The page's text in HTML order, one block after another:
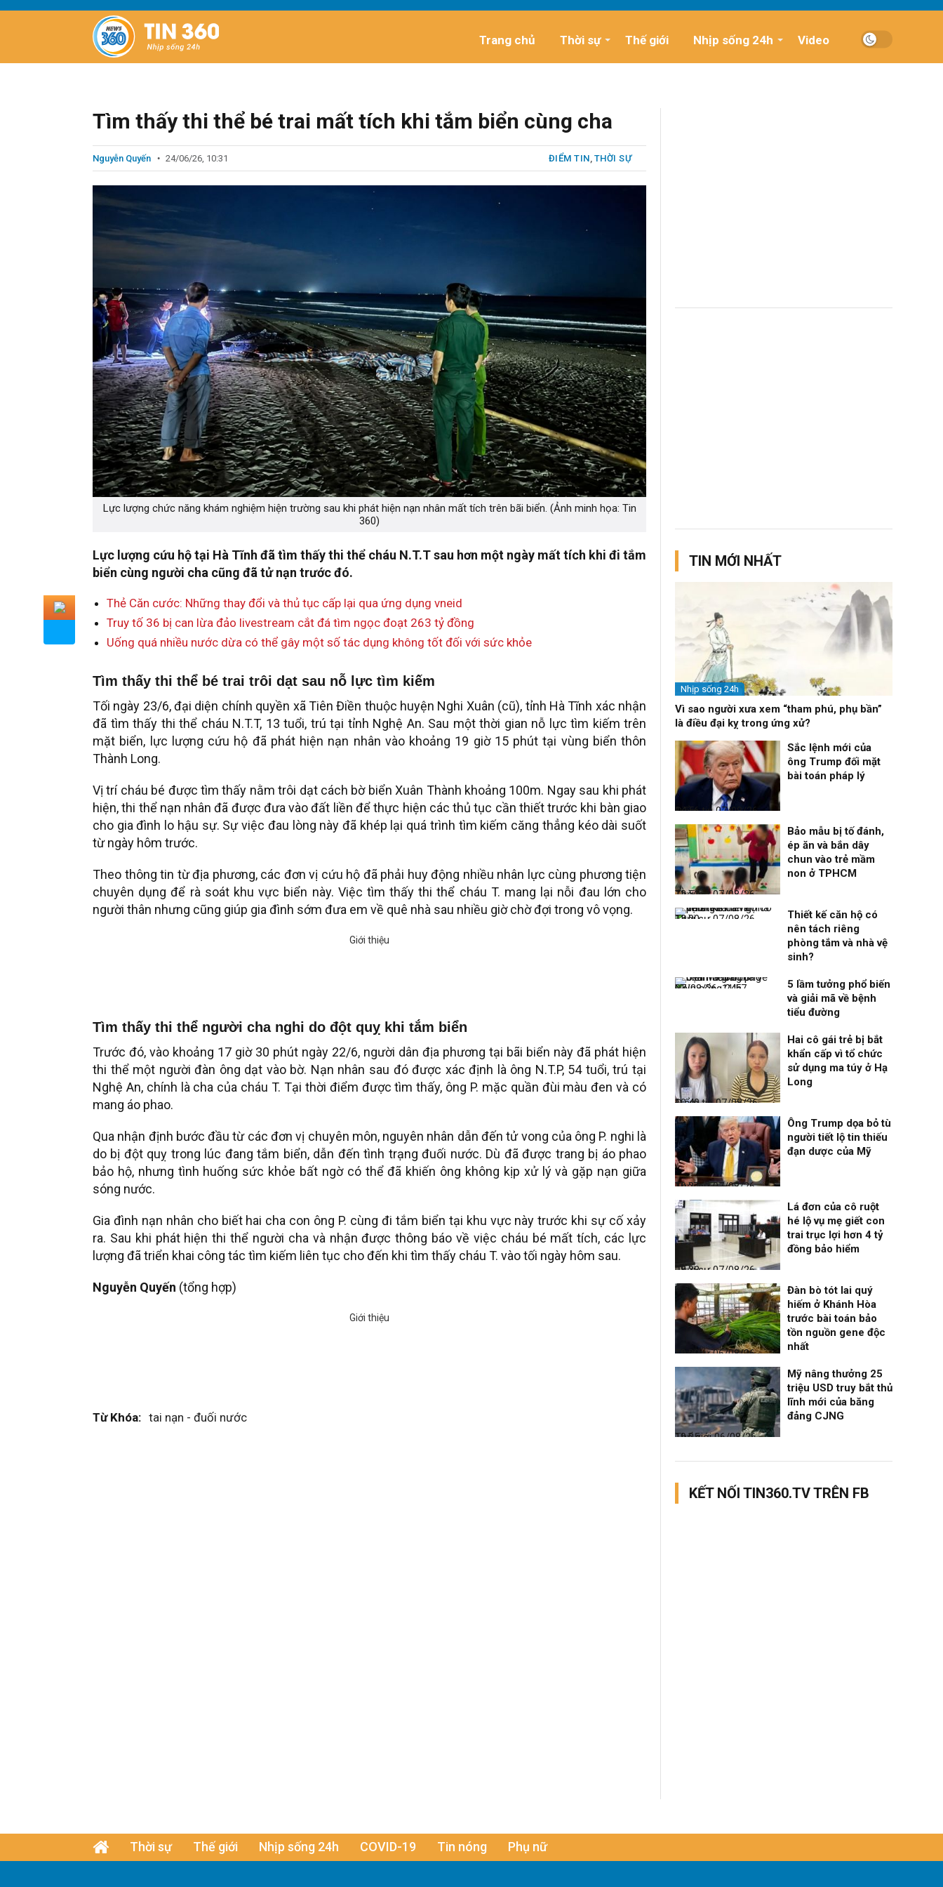
Trang chủ Thời sự Thế giới Nhịp sống 24h Video
Tìm thấy thi thể bé trai mất tích khi tắm biển cùng cha
Nguyễn Quyến 24/06/26, 10:31 ĐIỂM TIN, THỜI SỰ
Lực lượng chức năng khám nghiệm hiện trường sau khi phát hiện nạn nhân mất tích trên bãi biển. (Ảnh minh họa: Tin
360)
Lực lượng cứu hộ tại Hà Tĩnh đã tìm thấy thi thể cháu N.T.T sau hơn một ngày mất tích khi đi tắm
biển cùng người cha cũng đã tử nạn trước đó.
Thẻ Căn cước: Những thay đổi và thủ tục cấp lại qua ứng dụng vneid
Truy tố 36 bị can lừa đảo livestream cắt đá tìm ngọc đoạt 263 tỷ đồng
Uống quá nhiều nước dừa có thể gây một số tác dụng không tốt đối với sức khỏe
Tìm thấy thi thể bé trai trôi dạt sau nỗ lực tìm kiếm
Tối ngày 23/6, đại diện chính quyền xã Tiên Điền thuộc huyện Nghi Xuân (cũ), tỉnh Hà Tĩnh xác nhận
đã tìm thấy thi thể cháu N.T.T, 13 tuổi, trú tại tỉnh Nghệ An. Sau một thời gian nỗ lực tìm kiếm trên
mặt biển, lực lượng cứu hộ đã phát hiện nạn nhân vào khoảng 19 giờ 15 phút tại vùng biển thôn
Thành Long.
Vị trí cháu bé được tìm thấy nằm trôi dạt cách bờ biển Xuân Thành khoảng 100m. Ngay sau khi phát
hiện, thi thể nạn nhân đã được đưa vào đất liền để thực hiện các thủ tục cần thiết trước khi bàn giao
cho gia đình lo hậu sự. Sự việc đau lòng này đã khép lại quá trình tìm kiếm căng thẳng kéo dài suốt
từ ngày hôm trước.
Theo thông tin từ địa phương, các đơn vị cứu hộ đã phải huy động nhiều nhân lực cùng phương tiện
chuyên dụng để rà soát khu vực biển này. Việc tìm thấy thi thể cháu T. mang lại nỗi đau lớn cho
người thân nhưng cũng giúp gia đình sớm đưa em về quê nhà sau nhiều giờ chờ đợi trong vô vọng.
Tìm thấy thi thể người cha nghi do đột quỵ khi tắm biển
Trước đó, vào khoảng 17 giờ 30 phút ngày 22/6, người dân địa phương tại bãi biển này đã phát hiện
thi thể một người đàn ông dạt vào bờ. Nạn nhân sau đó được xác định là ông N.T.P, 54 tuổi, trú tại
Nghệ An, chính là cha của cháu T. Tại thời điểm được tìm thấy, ông P. mặc quần đùi màu đen và có
mang áo phao.
Qua nhận định bước đầu từ các đơn vị chuyên môn, nguyên nhân dẫn đến tử vong của ông P. nghi là
do bị đột quỵ trong lúc đang tắm biển, dẫn đến tình trạng đuối nước. Dù đã được trang bị áo phao
bảo hộ, nhưng tình huống sức khỏe bất ngờ có thể đã khiến ông không kịp xử lý và gặp nạn giữa
sóng nước.
Gia đình nạn nhân cho biết hai cha con ông P. cùng đi tắm biển tại khu vực này trước khi sự cố xảy
ra. Sau khi phát hiện thi thể người cha và nhận được thông báo về việc cháu bé mất tích, các lực
lượng đã triển khai công tác tìm kiếm liên tục cho đến khi tìm thấy cháu T. vào tối ngày hôm sau.
Nguyễn Quyến (tổng hợp)
Từ Khóa: tai nạn - đuối nước
TIN MỚI NHẤT
Nhịp sống 24h
Vì sao người xưa xem “tham phú, phụ bần”
là điều đại kỵ trong ứng xử?
Điểm tin
07/08/26, 14:56
Sắc lệnh mới của
ông Trump đối mặt
bài toán pháp lý
Thời sự
07/08/26, 12:51
Bảo mẫu bị tố đánh,
ép ăn và bắn dây
chun vào trẻ mầm
non ở TPHCM
Thời sự
07/08/26, 12:00
Thiết kế căn hộ có
nên tách riêng
phòng tắm và nhà vệ
sinh?
Nhịp sống 24h
07/08/26, 11:57
5 lầm tưởng phổ biến
và giải mã về bệnh
tiểu đường
Điểm tin
07/08/26, 10:40
Hai cô gái trẻ bị bắt
khẩn cấp vì tổ chức
sử dụng ma túy ở Hạ
Long
Thời sự
07/08/26, 10:27
Ông Trump dọa bỏ tù
người tiết lộ tin thiếu
đạn dược của Mỹ
Thời sự
07/08/26, 08:38
Lá đơn của cô ruột
hé lộ vụ mẹ giết con
trai trục lợi hơn 4 tỷ
đồng bảo hiểm
Thời sự
06/08/26, 19:09
Đàn bò tót lai quý
hiếm ở Khánh Hòa
trước bài toán bảo
tồn nguồn gene độc
nhất
Thế giới
06/08/26, 19:05
Mỹ nâng thưởng 25
triệu USD truy bắt thủ
lĩnh mới của băng
đảng CJNG
KẾT NỐI TIN360.TV TRÊN FB
Thời sự Thế giới Nhịp sống 24h COVID-19 Tin nóng Phụ nữ